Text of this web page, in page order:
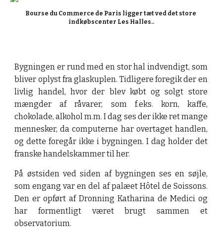
Bourse du Commerce de Paris ligger tæt ved det store
indkøbscenter Les Halles..
Bygningen er rund med en stor hal indvendigt, som
bliver oplyst fra glaskuplen. Tidligere foregik der en
livlig handel, hvor der blev købt og solgt store
mængder af råvarer, som f.eks. korn, kaffe,
chokolade, alkohol m.m. I dag ses der ikke ret mange
mennesker, da computerne har overtaget handlen,
og dette foregår ikke i bygningen. I dag holder det
franske handelskammer til her.
På østsiden ved siden af bygningen ses en søjle,
som engang var en del af palæet Hôtel de Soissons.
Den er opført af Dronning Katharina de Medici og
har formentligt været brugt sammen et
observatorium.